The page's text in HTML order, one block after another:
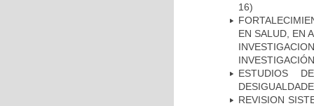
16)
EN SALUD, EN
ESTUDIOS
REVISION